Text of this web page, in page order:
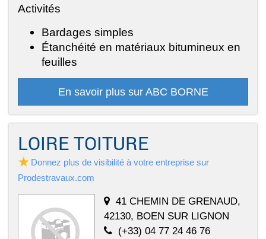
Activités
Bardages simples
Étanchéité en matériaux bitumineux en
feuilles
En savoir plus sur ABC BORNE
LOIRE TOITURE
Donnez plus de visibilité à votre entreprise sur
Prodestravaux.com
41 CHEMIN DE GRENAUD,
42130, BOEN SUR LIGNON
(+33) 04 77 24 46 76